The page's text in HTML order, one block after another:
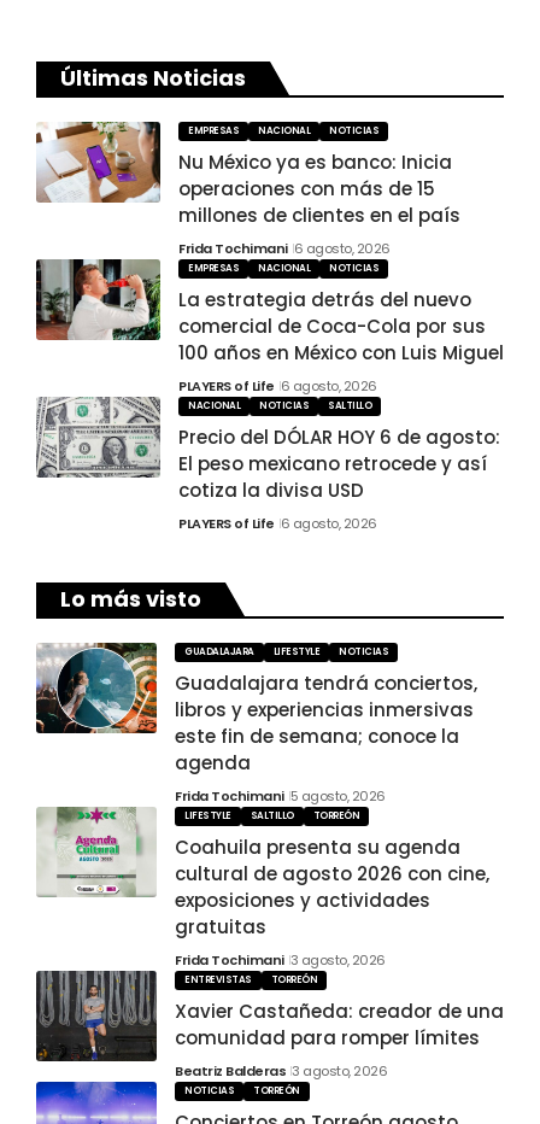
Últimas Noticias
EMPRESAS NACIONAL NOTICIAS
Nu México ya es banco: Inicia
operaciones con más de 15
millones de clientes en el país
Frida Tochimani 6 agosto, 2026
EMPRESAS NACIONAL NOTICIAS
La estrategia detrás del nuevo
comercial de Coca-Cola por sus
100 años en México con Luis Miguel
PLAYERS of Life 6 agosto, 2026
NACIONAL NOTICIAS SALTILLO
Precio del DÓLAR HOY 6 de agosto:
El peso mexicano retrocede y así
cotiza la divisa USD
PLAYERS of Life 6 agosto, 2026
Lo más visto
GUADALAJARA LIFESTYLE NOTICIAS
Guadalajara tendrá conciertos,
libros y experiencias inmersivas
este fin de semana; conoce la
agenda
Frida Tochimani 5 agosto, 2026
LIFESTYLE SALTILLO TORREÓN
Coahuila presenta su agenda
cultural de agosto 2026 con cine,
exposiciones y actividades
gratuitas
Frida Tochimani 3 agosto, 2026
ENTREVISTAS TORREÓN
Xavier Castañeda: creador de una
comunidad para romper límites
Beatriz Balderas 3 agosto, 2026
NOTICIAS TORREÓN